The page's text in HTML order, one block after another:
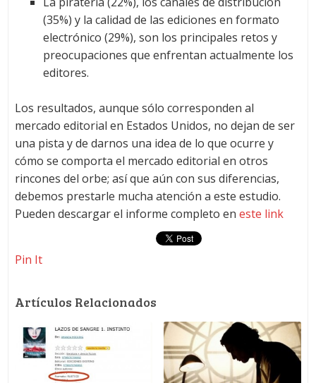
(35%) y la calidad de las ediciones en formato
electrónico (29%), son los principales retos y
preocupaciones que enfrentan actualmente los
editores.
Los resultados, aunque sólo corresponden al
mercado editorial en Estados Unidos, no dejan de ser
una pista y de darnos una idea de lo que ocurre y
cómo se comporta el mercado editorial en otros
rincones del orbe; así que aún con sus diferencias,
debemos prestarle mucha atención a este estudio.
Pueden descargar el informe completo en este link
Pin It
Artículos Relacionados